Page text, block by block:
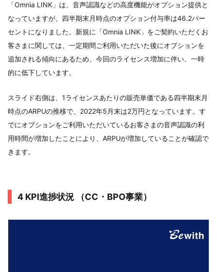
「Omnia LINK」は、音声認識などの高度機能がオプション提供と
なっていますが、四半期末月時点のオプション付与率は46.2パー
セントになりました。新規に「Omnia LINK」をご契約いただくお
客さまに関しては、一定期間ご利用いただいた後にオプションを
追加される傾向にあるため、今回のライセンス増加に伴い、一時
的に低下しています。
スライド右側は、1ライセンスあたりの販売単価である四半期末月
時点のARPUの推移で、2022年5月末は2万円となっています。す
でにオプションをご利用いただいているお客さまの音声認識の利
用時間が増加したことにより、ARPUが増加していることが確認で
きます。
4 KPI進捗状況 （CC・BPO事業）